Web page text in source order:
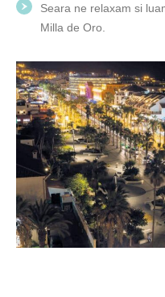
Seara ne relaxam si
Milla de Oro.